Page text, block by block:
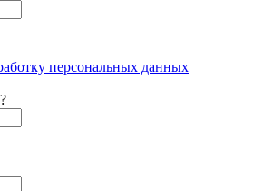
персональных данных